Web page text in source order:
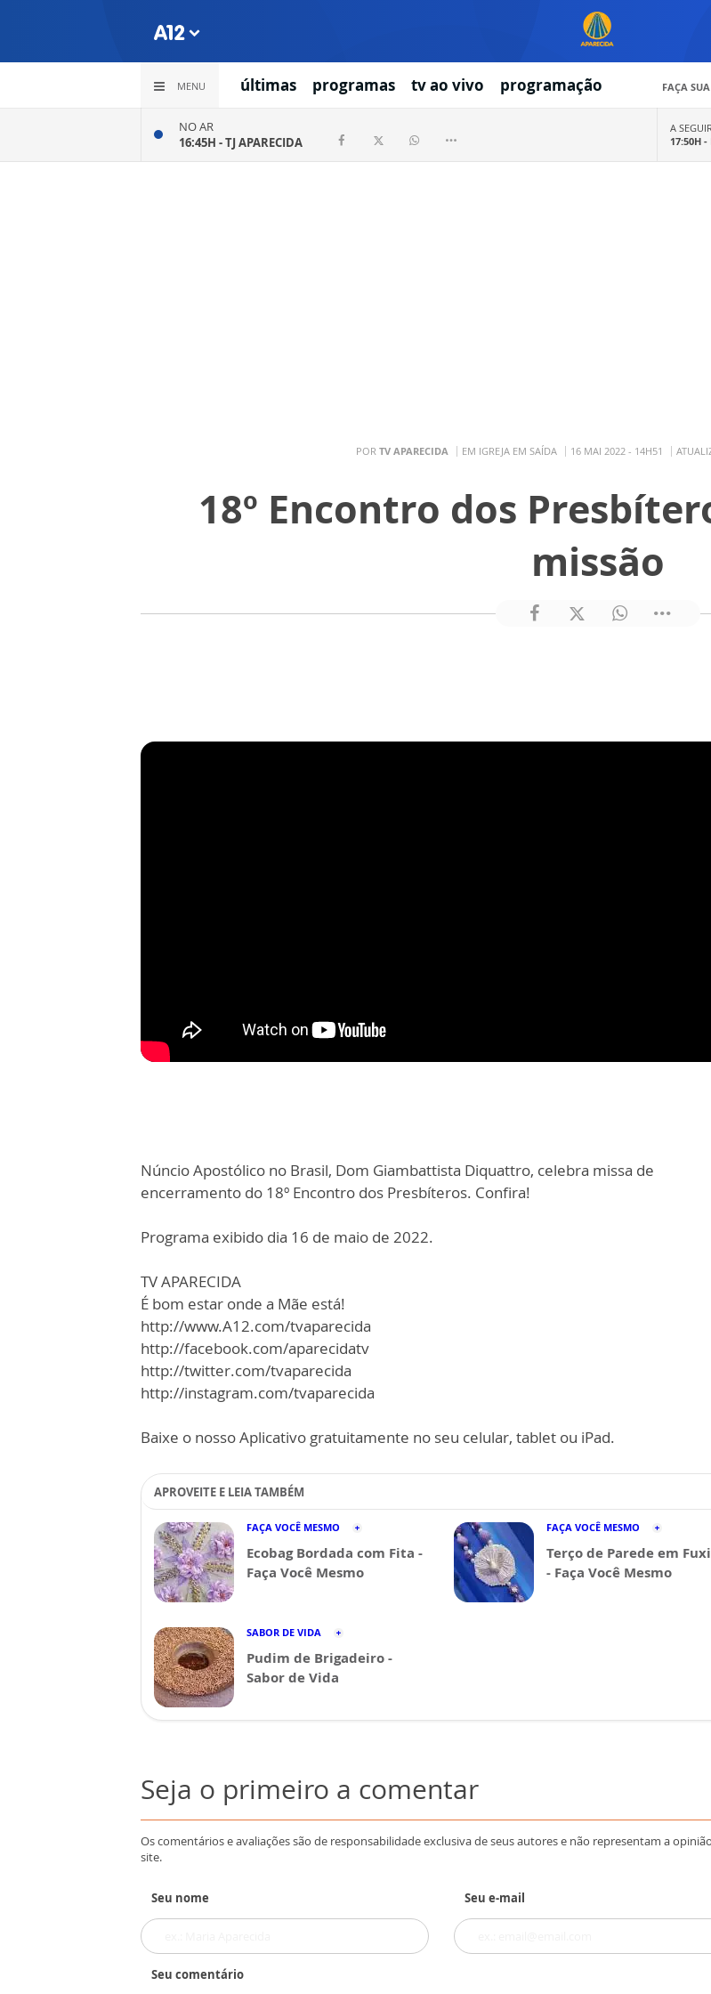
MENU últimas programas tv ao vivo programação FAÇA
NO AR
16:45H -TJ APARECIDA
A
17:50H -
POR TV APARECIDA EM IGREJA EM SAÍDA 16 MAI 2022 - 14H51
18º Encontro dos
missão
Núncio Apostólico no Brasil, Dom Giambattista Diquattro, celebra missa de
encerramento do 18º Encontro dos Presbíteros. Confira!
Programa exibido dia 16 de maio de 2022.
TV APARECIDA
É bom estar onde a Mãe está!
http://www.A12.com/tvaparecida
http://facebook.com/aparecidatv
http://twitter.com/tvaparecida
http://instagram.com/tvaparecida
Baixe o nosso Aplicativo gratuitamente no seu celular, tablet ou iPad.
APROVEITE E LEIA TAMBÉM
FAÇA VOCÊ MESMO
Ecobag Bordada com Fita -
Faça Você Mesmo
FAÇA VOCÊ MESMO
Terço de Parede em
- Faça Você Mesmo
SABOR DE VIDA
Pudim de Brigadeiro -
Sabor de Vida
Seja o primeiro a comentar
Os comentários e avaliações são de responsabilidade exclusiva de seus autores e não representam a
site.
Seu nome Seu e-mail
Seu comentário